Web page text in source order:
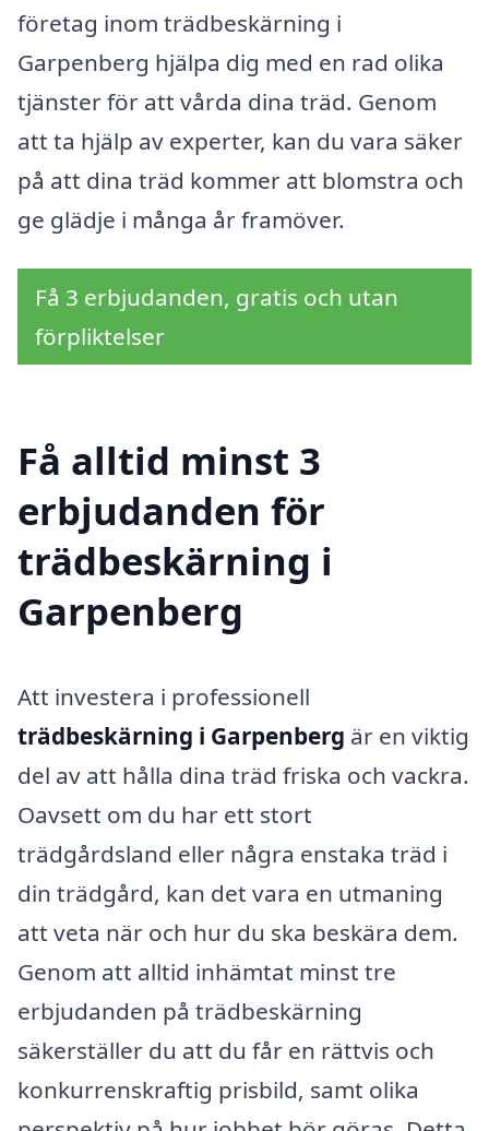
företag inom trädbeskärning i
Garpenberg hjälpa dig med en rad olika
tjänster för att vårda dina träd. Genom
att ta hjälp av experter, kan du vara säker
på att dina träd kommer att blomstra och
ge glädje i många år framöver.
Få 3 erbjudanden, gratis och utan
förpliktelser
Få alltid minst 3
erbjudanden för
trädbeskärning i
Garpenberg
Att investera i professionell
trädbeskärning i Garpenberg är en viktig
del av att hålla dina träd friska och vackra.
Oavsett om du har ett stort
trädgårdsland eller några enstaka träd i
din trädgård, kan det vara en utmaning
att veta när och hur du ska beskära dem.
Genom att alltid inhämtat minst tre
erbjudanden på trädbeskärning
säkerställer du att du får en rättvis och
konkurrenskraftig prisbild, samt olika